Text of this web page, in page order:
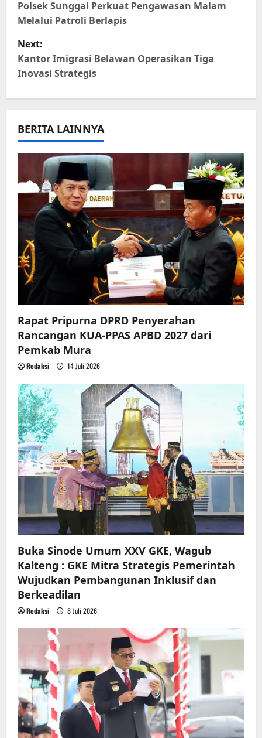
o
s
t
v
i
g
t
i
o
n
Polsek Sunggal Perkuat Pengawasan Malam
Melalui Patroli Berlapis
Next:
Kantor Imigrasi Belawan Operasikan Tiga
Inovasi Strategis
BERITA LAINNYA
Rapat Pripurna DPRD Penyerahan
Rancangan KUA-PPAS APBD 2027 dari
Pemkab Mura
Redaksi 14 Juli 2026
Buka Sinode Umum XXV GKE, Wagub
Kalteng : GKE Mitra Strategis Pemerintah
Wujudkan Pembangunan Inklusif dan
Berkeadilan
Redaksi 8 Juli 2026